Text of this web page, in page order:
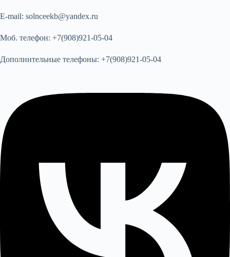
E-mail: solnceekb@yandex.ru
Моб. телефон: +7(908)921-05-04
Дополнительные телефоны: +7(908)921-05-04